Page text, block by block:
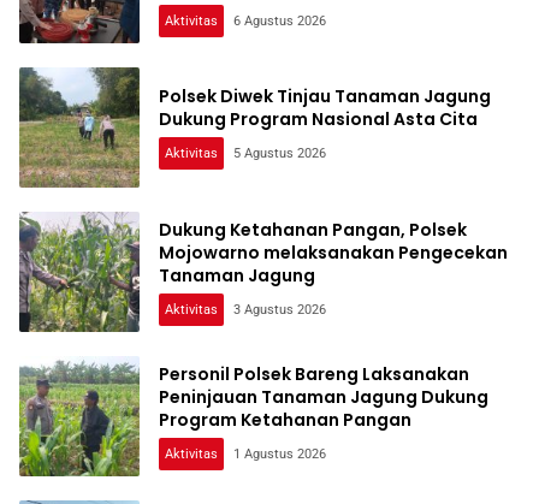
Aktivitas 6 Agustus 2026
Polsek Diwek Tinjau Tanaman Jagung
Dukung Program Nasional Asta Cita
Aktivitas 5 Agustus 2026
Dukung Ketahanan Pangan, Polsek
Mojowarno melaksanakan Pengecekan
Tanaman Jagung
Aktivitas 3 Agustus 2026
Personil Polsek Bareng Laksanakan
Peninjauan Tanaman Jagung Dukung
Program Ketahanan Pangan
Aktivitas 1 Agustus 2026